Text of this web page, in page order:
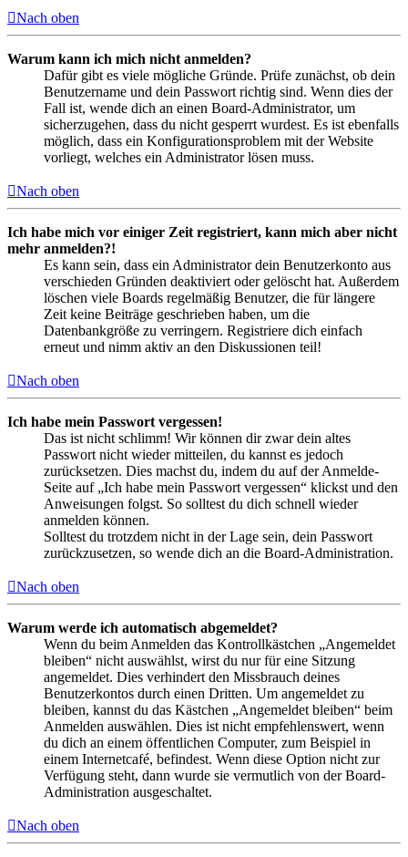
Nach oben
Warum kann ich mich nicht anmelden?
Dafür gibt es viele mögliche Gründe. Prüfe zunächst, ob dein
Benutzername und dein Passwort richtig sind. Wenn dies der
Fall ist, wende dich an einen Board-Administrator, um
sicherzugehen, dass du nicht gesperrt wurdest. Es ist ebenfalls
möglich, dass ein Konfigurationsproblem mit der Website
vorliegt, welches ein Administrator lösen muss.
Nach oben
Ich habe mich vor einiger Zeit registriert, kann mich aber nicht
mehr anmelden?!
Es kann sein, dass ein Administrator dein Benutzerkonto aus
verschieden Gründen deaktiviert oder gelöscht hat. Außerdem
löschen viele Boards regelmäßig Benutzer, die für längere
Zeit keine Beiträge geschrieben haben, um die
Datenbankgröße zu verringern. Registriere dich einfach
erneut und nimm aktiv an den Diskussionen teil!
Nach oben
Ich habe mein Passwort vergessen!
Das ist nicht schlimm! Wir können dir zwar dein altes
Passwort nicht wieder mitteilen, du kannst es jedoch
zurücksetzen. Dies machst du, indem du auf der Anmelde-
Seite auf „Ich habe mein Passwort vergessen“ klickst und den
Anweisungen folgst. So solltest du dich schnell wieder
anmelden können.
Solltest du trotzdem nicht in der Lage sein, dein Passwort
zurückzusetzen, so wende dich an die Board-Administration.
Nach oben
Warum werde ich automatisch abgemeldet?
Wenn du beim Anmelden das Kontrollkästchen „Angemeldet
bleiben“ nicht auswählst, wirst du nur für eine Sitzung
angemeldet. Dies verhindert den Missbrauch deines
Benutzerkontos durch einen Dritten. Um angemeldet zu
bleiben, kannst du das Kästchen „Angemeldet bleiben“ beim
Anmelden auswählen. Dies ist nicht empfehlenswert, wenn
du dich an einem öffentlichen Computer, zum Beispiel in
einem Internetcafé, befindest. Wenn diese Option nicht zur
Verfügung steht, dann wurde sie vermutlich von der Board-
Administration ausgeschaltet.
Nach oben